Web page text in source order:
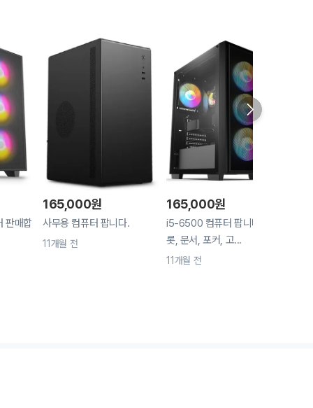
판매합
165,000원
사무용 컴퓨터 팝니다.
11개월 전
165,000원
i5-6500 컴퓨터 팝니다. 슬
롯, 문서, 포커, 고...
11개월 전